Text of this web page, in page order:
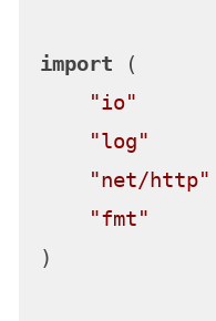
import (
"io"
"log"
"net/http"
"fmt"
)